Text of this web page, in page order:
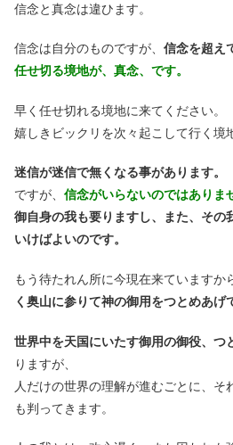
信念と真念は違ひます。
信念は自分のものですが、 信念を超え
任せ切る境地が、真念、です。
早く任せ切れる境地に来てください。
嬉しきビックリを次々起こして行く境
迷信が迷信で無くなる事があります。
ですが、 信念がいらないのではありま
御自身の我も要りますし、また、その
いけばよいのです。
もう待たれん所に今現在来ていますか
く奥山に参りて神の御用をつとめあげ
世界中を天国にいたす御用の御役、つ
りますが、
人だけの世界の理解が進むごとに、そ
も判ってきます。